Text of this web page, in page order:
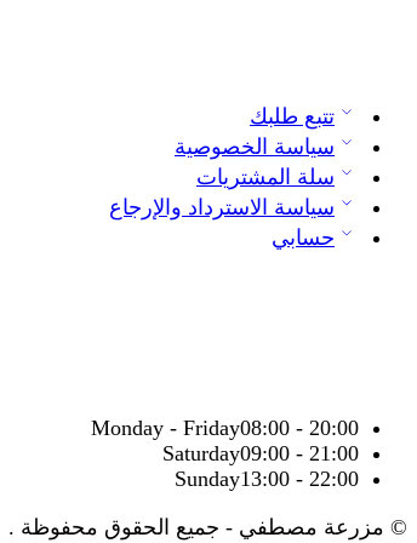
تتبع طلبك
سياسة الخصوصية
سلة المشتريات
سياسة الاسترداد والإرجاع
حسابي
Monday - Friday08:00 - 20:00
Saturday09:00 - 21:00
Sunday13:00 - 22:00
© مزرعة مصطفي - جميع الحقوق محفوظة